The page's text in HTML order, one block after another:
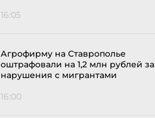
16:05
Агрофирму на Ставрополье
оштрафовали на 1,2 млн рублей за
нарушения с мигрантами
16:00